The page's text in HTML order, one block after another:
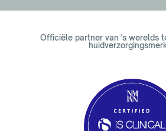
Officiële partner van 's werelds